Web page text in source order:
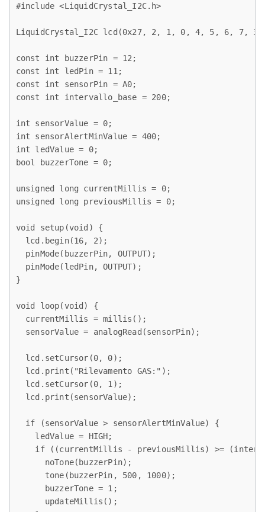
#include <LiquidCrystal_I2C.h>
LiquidCrystal_I2C lcd(0x27, 2, 1, 0, 4, 5, 6, 7, 3,
const int buzzerPin = 12;
const int ledPin = 11;
const int sensorPin = A0;
const int intervallo_base = 200;
int sensorValue = 0;
int sensorAlertMinValue = 400;
int ledValue = 0;
bool buzzerTone = 0;
unsigned long currentMillis = 0;
unsigned long previousMillis = 0;
void setup(void) {
  lcd.begin(16, 2);
  pinMode(buzzerPin, OUTPUT);
  pinMode(ledPin, OUTPUT);
}
void loop(void) {
  currentMillis = millis();
  sensorValue = analogRead(sensorPin);
  lcd.setCursor(0, 0);
  lcd.print("Rilevamento GAS:");
  lcd.setCursor(0, 1);
  lcd.print(sensorValue);
  if (sensorValue > sensorAlertMinValue) {
    ledValue = HIGH;
if ((currentMillis - previousMillis) >=
      noTone(buzzerPin);
      tone(buzzerPin, 500, 1000);
      buzzerTone = 1;
      updateMillis();